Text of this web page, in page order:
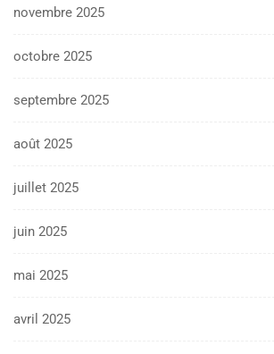
novembre 2025
octobre 2025
septembre 2025
août 2025
juillet 2025
juin 2025
mai 2025
avril 2025